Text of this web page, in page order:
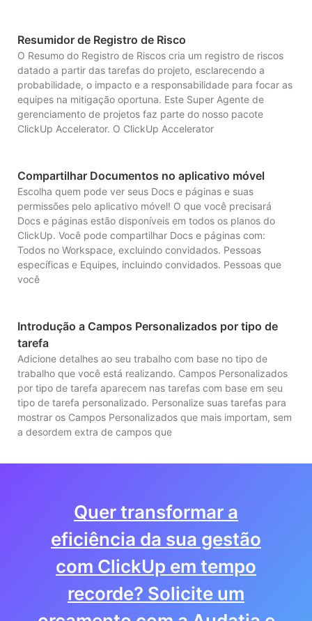
Resumidor de Registro de Risco
O Resumo do Registro de Riscos cria um registro de riscos
datado a partir das tarefas do projeto, esclarecendo a
probabilidade, o impacto e a responsabilidade para focar as
equipes na mitigação oportuna. Este Super Agente de
gerenciamento de projetos faz parte do nosso pacote
ClickUp Accelerator. O ClickUp Accelerator
Compartilhar Documentos no aplicativo móvel
Escolha quem pode ver seus Docs e páginas e suas
permissões pelo aplicativo móvel! O que você precisará
Docs e páginas estão disponíveis em todos os planos do
ClickUp. Você pode compartilhar Docs e páginas com:
Todos no Workspace, excluindo convidados. Pessoas
específicas e Equipes, incluindo convidados. Pessoas que
você
Introdução a Campos Personalizados por tipo de
tarefa
Adicione detalhes ao seu trabalho com base no tipo de
trabalho que você está realizando. Campos Personalizados
por tipo de tarefa aparecem nas tarefas com base em seu
tipo de tarefa personalizado. Personalize suas tarefas para
mostrar os Campos Personalizados que mais importam, sem
a desordem extra de campos que
Quer transformar a
eficiência da sua gestão
com ClickUp em tempo
recorde? Solicite um